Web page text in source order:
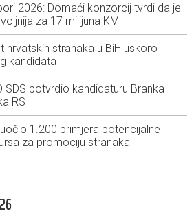
2026: Domaći konzorcij tvrdi da je
za 17 milijuna KM
hrvatskih stranaka u BiH uskoro
kandidata
SDS potvrdio kandidaturu Branka
RS
1.200 primjera potencijalne
za promociju stranaka